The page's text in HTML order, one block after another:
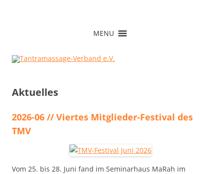
MENU
Aktuelles
2026-06 // Viertes Mitglieder-Festival des
TMV
Vom 25. bis 28. Juni fand im Seminarhaus MaRah im